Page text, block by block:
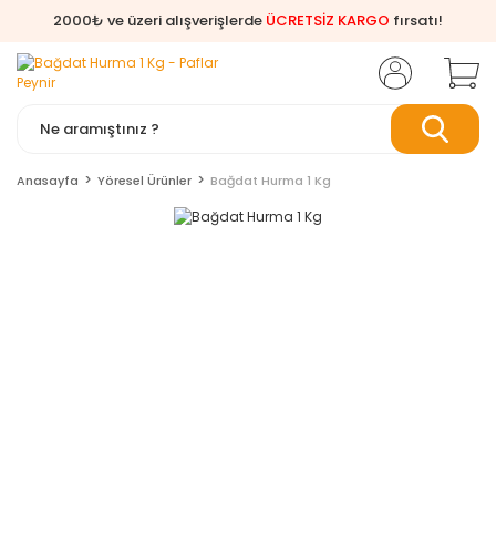
2000₺ ve üzeri alışverişlerde ÜCRETSİZ KARGO fırsatı!
Anasayfa Yöresel Ürünler Bağdat Hurma 1 Kg